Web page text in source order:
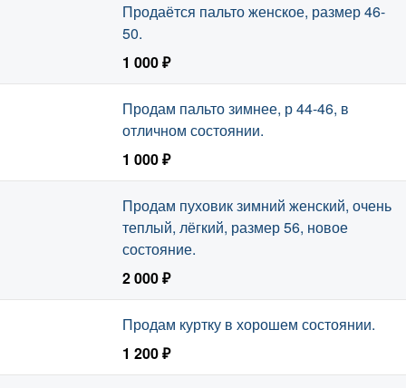
Продаётся пальто женское, размер 46-
50.
1 000 ₽
Продам пальто зимнее, р 44-46, в
отличном состоянии.
1 000 ₽
Продам пуховик зимний женский, очень
теплый, лёгкий, размер 56, новое
состояние.
2 000 ₽
Продам куртку в хорошем состоянии.
1 200 ₽